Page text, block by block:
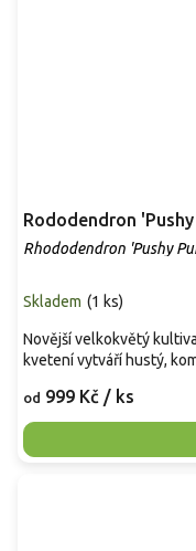
Rhododendron 'Pushy
Skladem (1 ks)
od 999 Kč / ks
Novější velkokvětý
kvetení vytváří hustý,